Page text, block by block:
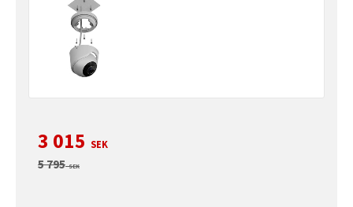
Nedsatt pris:
3 015 SEK
Ordinarie pris:
5 795SEK